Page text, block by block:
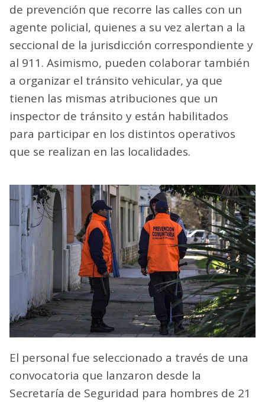
de prevención que recorre las calles con un
agente policial, quienes a su vez alertan a la
seccional de la jurisdicción correspondiente y
al 911. Asimismo, pueden colaborar también
a organizar el tránsito vehicular, ya que
tienen las mismas atribuciones que un
inspector de tránsito y están habilitados
para participar en los distintos operativos
que se realizan en las localidades.
El personal fue seleccionado a través de una
convocatoria que lanzaron desde la
Secretaría de Seguridad para hombres de 21